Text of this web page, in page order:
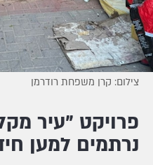
צילום: קרן משפחת רודרמן
פרויקט "עיר
נרתמים למען